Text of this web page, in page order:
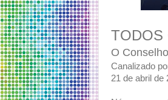
TODOS
O
Canalizado
21 de abril de